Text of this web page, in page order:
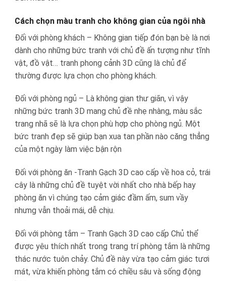
Cách chọn màu tranh cho không gian của ngôi nhà
Đối với phòng khách – Không gian tiếp đón bạn bè là nơi
dành cho những bức tranh với chủ đề ấn tượng như tĩnh
vật, đồ vật… tranh phong cảnh 3D cũng là chủ để
thường được lựa chọn cho phòng khách.
Đối với phòng ngủ – Là không gian thư giãn, vì vậy
những bức tranh 3D mang chủ đề nhẹ nhàng, màu sắc
trang nhã sẽ là lựa chọn phù hợp cho phòng ngủ. Một
bức tranh đẹp sẽ giúp bạn xua tan phần nào căng thẳng
của một ngày làm việc bận rộn
Đối với phòng ăn -Tranh Gạch 3D cao cấp về hoa cỏ, trái
cây là những chủ đề tuyệt vời nhất cho nhà bếp hay
phòng ăn vì chúng tạo cảm giác đầm ấm, sum vầy
nhưng vẫn thoải mái, dễ chịu.
Đối với phòng tắm – Tranh Gạch 3D cao cấp Chủ thể
được yêu thích nhất trong trang trí phòng tắm là những
thác nước tuôn chảy. Chủ đề này vừa tạo cảm giác tươi
mát, vừa khiến phòng tắm có chiều sâu và sống động